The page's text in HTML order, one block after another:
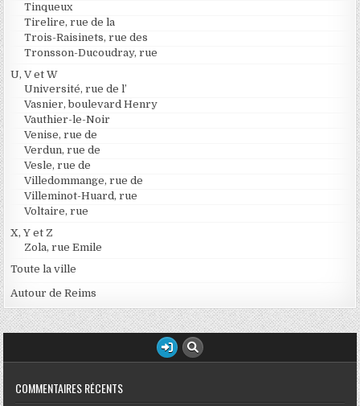
Tinqueux
Tirelire, rue de la
Trois-Raisinets, rue des
Tronsson-Ducoudray, rue
U, V et W
Université, rue de l’
Vasnier, boulevard Henry
Vauthier-le-Noir
Venise, rue de
Verdun, rue de
Vesle, rue de
Villedommange, rue de
Villeminot-Huard, rue
Voltaire, rue
X, Y et Z
Zola, rue Emile
Toute la ville
Autour de Reims
COMMENTAIRES RÉCENTS